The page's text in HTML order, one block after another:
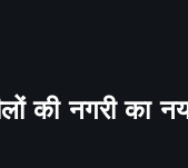
की नगरी का